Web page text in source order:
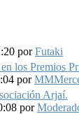
porFutaki
los Premios
por
Arjaí.
por